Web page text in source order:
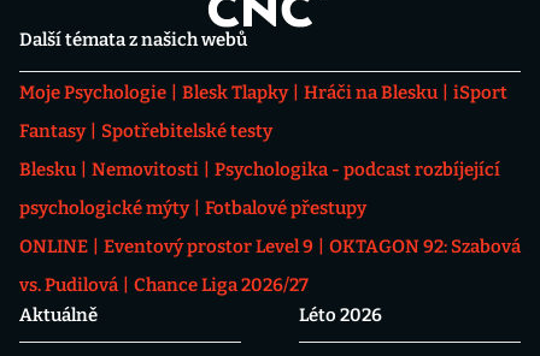
Další témata z našich webů
Moje Psychologie Blesk Tlapky Hráči na Blesku
iSport
Fantasy
Spotřebitelské testy
Blesku
Nemovitosti
Psychologika - podcast rozbíjející
psychologické mýty
Fotbalové přestupy
ONLINE
Eventový prostor Level 9
OKTAGON 92: Szabová
vs. Pudilová
Chance Liga 2026/27
Aktuálně
Léto 2026